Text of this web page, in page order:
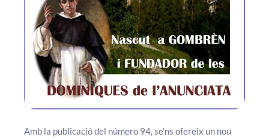
Amb la publicació del número 94, se’ns ofereix un nou